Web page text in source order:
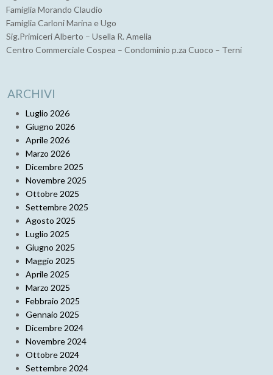
Famiglia Morando Claudio
Famiglia Carloni Marina e Ugo
Sig.Primiceri Alberto – Usella R. Amelia
Centro Commerciale Cospea – Condominio p.za Cuoco – Terni
ARCHIVI
Luglio 2026
Giugno 2026
Aprile 2026
Marzo 2026
Dicembre 2025
Novembre 2025
Ottobre 2025
Settembre 2025
Agosto 2025
Luglio 2025
Giugno 2025
Maggio 2025
Aprile 2025
Marzo 2025
Febbraio 2025
Gennaio 2025
Dicembre 2024
Novembre 2024
Ottobre 2024
Settembre 2024